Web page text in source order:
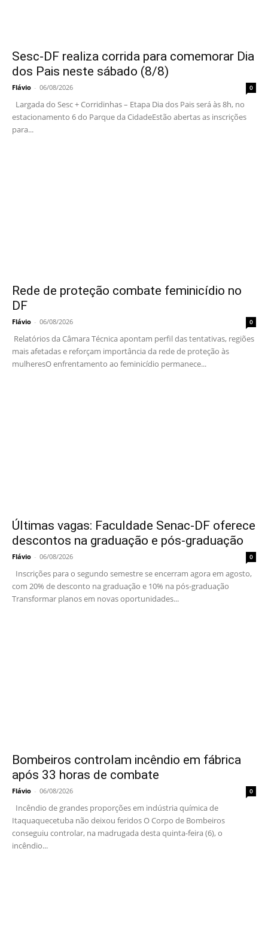
Sesc-DF realiza corrida para comemorar Dia
dos Pais neste sábado (8/8)
Flávio - 06/08/2026 0
Largada do Sesc + Corridinhas – Etapa Dia dos Pais será às 8h, no
estacionamento 6 do Parque da CidadeEstão abertas as inscrições
para...
Rede de proteção combate feminicídio no
DF
Flávio - 06/08/2026 0
Relatórios da Câmara Técnica apontam perfil das tentativas, regiões
mais afetadas e reforçam importância da rede de proteção às
mulheresO enfrentamento ao feminicídio permanece...
Últimas vagas: Faculdade Senac-DF oferece
descontos na graduação e pós-graduação
Flávio - 06/08/2026 0
Inscrições para o segundo semestre se encerram agora em agosto,
com 20% de desconto na graduação e 10% na pós-graduação
Transformar planos em novas oportunidades...
Bombeiros controlam incêndio em fábrica
após 33 horas de combate
Flávio - 06/08/2026 0
Incêndio de grandes proporções em indústria química de
Itaquaquecetuba não deixou feridos O Corpo de Bombeiros
conseguiu controlar, na madrugada desta quinta-feira (6), o
incêndio...